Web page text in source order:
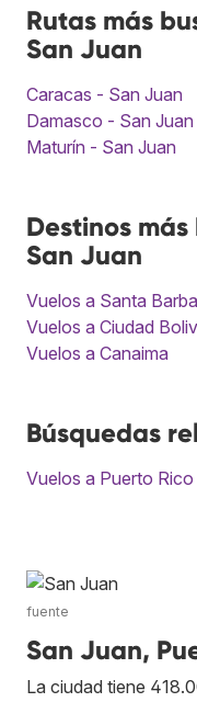
Rutas más
San Juan
Caracas - San Juan
Damasco - San Juan
Maturín - San Juan
Destinos
San Juan
Vuelos a Santa
Vuelos a Ciudad
Vuelos a Canaima
Búsquedas
Vuelos a Puerto Rico
fuente
San Juan,
La ciudad tiene